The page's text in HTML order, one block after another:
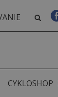
CYKLOSHOP